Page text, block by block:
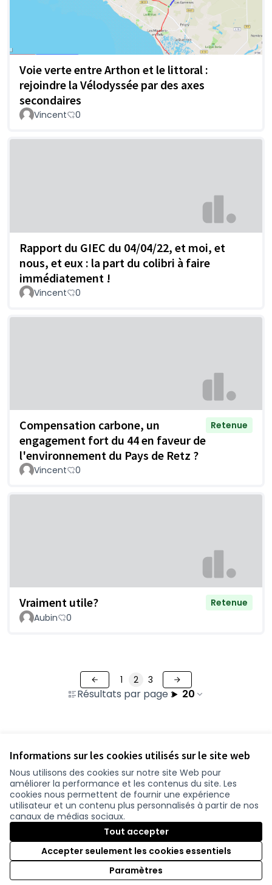
Informations sur les cookies utilisés sur le site web
Nous utilisons des cookies sur notre site Web pour
améliorer la performance et les contenus du site. Les
cookies nous permettent de fournir une expérience
utilisateur et un contenu plus personnalisés à partir de nos
canaux de médias sociaux.
Tout accepter
Accepter seulement les cookies essentiels
Paramètres
Voie verte entre Arthon et le littoral :
rejoindre la Vélodyssée par des axes
secondaires
Vincent 0
Rapport du GIEC du 04/04/22, et moi, et
nous, et eux : la part du colibri à faire
immédiatement !
Vincent 0
Compensation carbone, un
engagement fort du 44 en faveur de
l'environnement du Pays de Retz ?
Retenue
Vincent 0
Vraiment utile?
Retenue
Aubin
0
Résultats par page : 20
1 2 3
Conditions d'utilisation
Paramètres des cookies
participer.loire-atlantique.fr sur Facebook
(Nouvelle fenêtre)
participer.loire-atlantique.fr sur Instagram
(Nouvelle fenêtre)
participer.loire-atlantique.fr sur YouTube
(Nouvelle fenêtre)
Site réalisé grâce aulogiciel libre Decidim .
Licence
(Nouvelle